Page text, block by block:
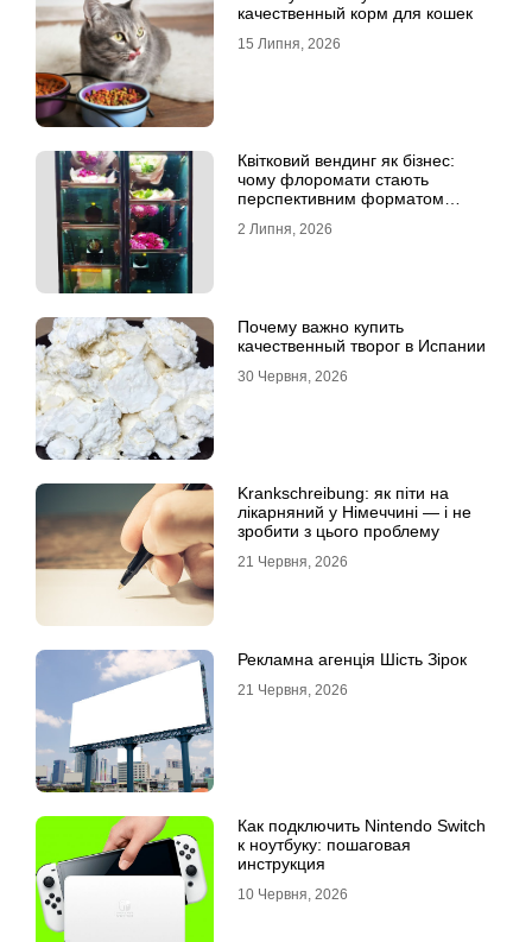
качественный корм для кошек
15 Липня, 2026
Квітковий вендинг як бізнес:
чому флоромати стають
перспективним форматом
2 Липня, 2026
Почему важно купить
качественный творог в Испании
30 Червня, 2026
Krankschreibung: як піти на
лікарняний у Німеччині — і не
зробити з цього проблему
21 Червня, 2026
Рекламна агенція Шість Зірок
21 Червня, 2026
Как подключить Nintendo Switch
к ноутбуку: пошаговая
инструкция
10 Червня, 2026